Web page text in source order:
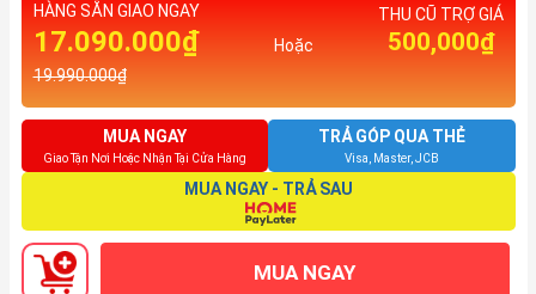
HÀNG SẴN GIAO NGAY
17.090.000₫
19.990.000₫
Hoặc
THU CŨ TRỢ GIÁ
500,000₫
MUA NGAY
Giao Tận Nơi Hoặc Nhận Tại Cửa Hàng
TRẢ GÓP QUA THẺ
Visa, Master, JCB
MUA NGAY - TRẢ SAU
MUA NGAY